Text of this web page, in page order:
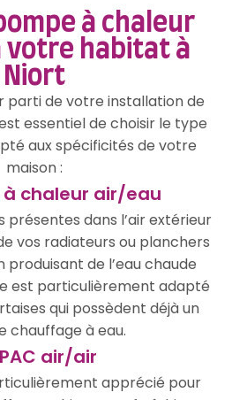
à chaleur
votre habitat à
Niort
parti de votre installation de
essentiel de choisir le type
aux spécificités de votre
maison :
à chaleur air/eau
présentes dans l’air extérieur
vos radiateurs ou planchers
de l’eau chaude
est particulièrement adapté
qui possèdent déjà un
chauffage à eau.
PAC air/air
apprécié pour